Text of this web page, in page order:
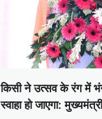
किसी ने उत्सव के रंग में
स्वाहा हो जाएगा: